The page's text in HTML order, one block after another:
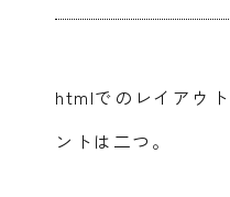
htmlでのレイアウ
ントは二つ。